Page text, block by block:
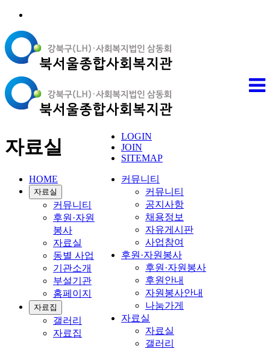
LOGIN
JOIN
SITEMAP
커뮤니티
커뮤니티
공지사항
채용정보
자유게시판
사업참여
후원·자원봉사
후원·자원봉사
후원안내
자원봉사안내
나눔가게
자료실
자료실
갤러리
자료실
HOME
자료실
커뮤니티
후원·자원
봉사
자료실
동별 사업
기관소개
부설기관
홈페이지
자료집
갤러리
자료집